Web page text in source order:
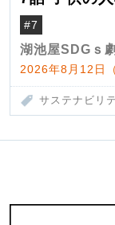
#7
湖池屋SDGｓ
2026年8月12日
サステナビリ